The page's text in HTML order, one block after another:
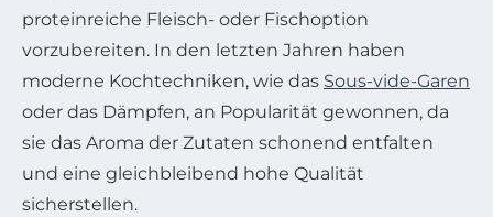
proteinreiche Fleisch- oder Fischoption
vorzubereiten. In den letzten Jahren haben
moderne Kochtechniken, wie das Sous-vide-Garen
oder das Dämpfen, an Popularität gewonnen, da
sie das Aroma der Zutaten schonend entfalten
und eine gleichbleibend hohe Qualität
sicherstellen.